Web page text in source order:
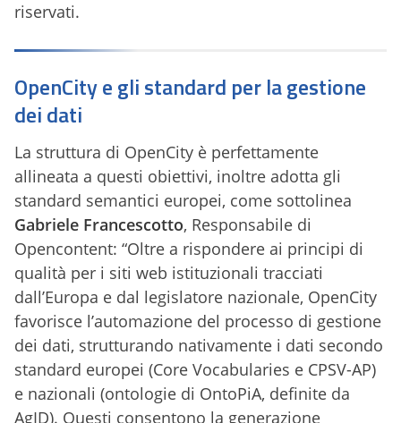
riservati.
OpenCity e gli standard per la gestione
dei dati
La struttura di OpenCity è perfettamente
allineata a questi obiettivi, inoltre adotta gli
standard semantici europei, come sottolinea
Gabriele Francescotto, Responsabile di
Opencontent: “Oltre a rispondere ai principi di
qualità per i siti web istituzionali tracciati
dall’Europa e dal legislatore nazionale, OpenCity
favorisce l’automazione del processo di gestione
dei dati, strutturando nativamente i dati secondo
standard europei (Core Vocabularies e CPSV-AP)
e nazionali (ontologie di OntoPiA, definite da
AgID). Questi consentono la generazione